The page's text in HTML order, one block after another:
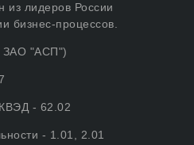
лидеров России
бизнес-процессов.
ЗАО "АСП")
- 62.02
- 1.01, 2.01